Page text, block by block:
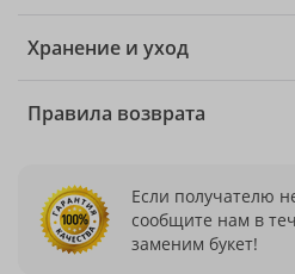
Хранение и уход
Правила возврата
Если получателю
сообщите нам в
заменим букет!